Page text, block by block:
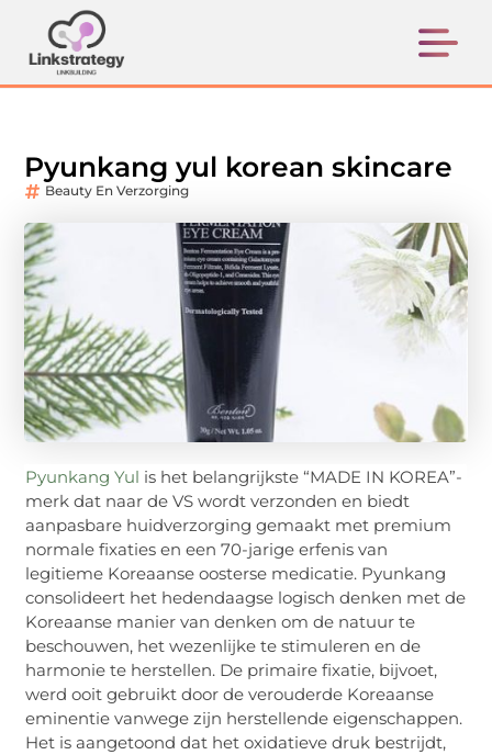
Pyunkang yul korean skincare
Beauty En Verzorging
Pyunkang Yul is het belangrijkste “MADE IN KOREA”-
merk dat naar de VS wordt verzonden en biedt
aanpasbare huidverzorging gemaakt met premium
normale fixaties en een 70-jarige erfenis van
legitieme Koreaanse oosterse medicatie. Pyunkang
consolideert het hedendaagse logisch denken met de
Koreaanse manier van denken om de natuur te
beschouwen, het wezenlijke te stimuleren en de
harmonie te herstellen. De primaire fixatie, bijvoet,
werd ooit gebruikt door de verouderde Koreaanse
eminentie vanwege zijn herstellende eigenschappen.
Het is aangetoond dat het oxidatieve druk bestrijdt,